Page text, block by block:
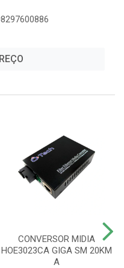
CONVERSOR MIDIA
HOE3023CA GIGA SM 20KM
A